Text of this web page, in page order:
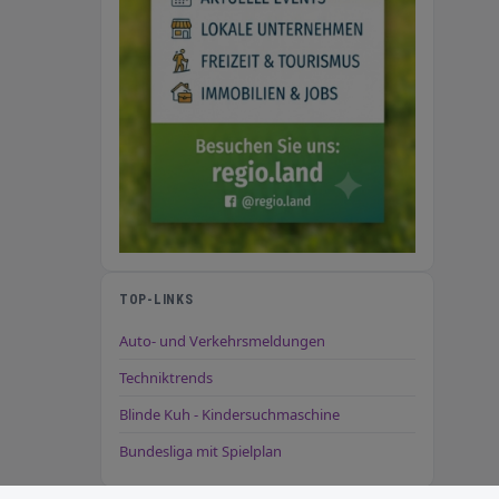
TOP-LINKS
Auto- und Verkehrsmeldungen
Techniktrends
Blinde Kuh - Kindersuchmaschine
Bundesliga mit Spielplan